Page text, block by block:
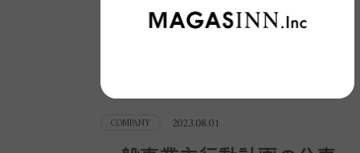
COMPANY 2023.08.01